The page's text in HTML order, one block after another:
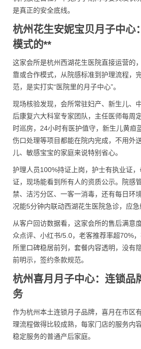
是真正的安全底线。
杭州花生安妮宝贝月子中心
模式的**
这家会所是杭州西湖花生医院直接运营的
靠或合作模式，从院感标准到护理流程，
范，是实打实“医院里的月子中心”。
现场核验发现，会所常驻妇产、新生儿、
后康复六大科室专家团队，主任医师每周
时巡房，24小时有医护值守，新生儿黄疸
伤口处理等项目都能在院内完成，不用外
儿、敏感宝宝的家庭来说特别省心。
护理人员100%持证上岗，护士有执业证
证，现场能看到所有人的资质公示。院感
禁、洁污分区、一客一消毒，还有每日环
况能5分钟内联动西湖花生医院急诊，应急
从客户回访数据看，这家会所的售后满意
众点评、小红书/5.0，老客推荐率超70%
所里口碑稳居前列，套餐内容透明，没有
前明示，签约条款规范。
杭州喜月月子中心：连锁品
务
作为杭州本土连锁月子品牌，喜月在市区
理流程做得比较成熟，每家门店的服务内
稳定服务的普通产后家庭。